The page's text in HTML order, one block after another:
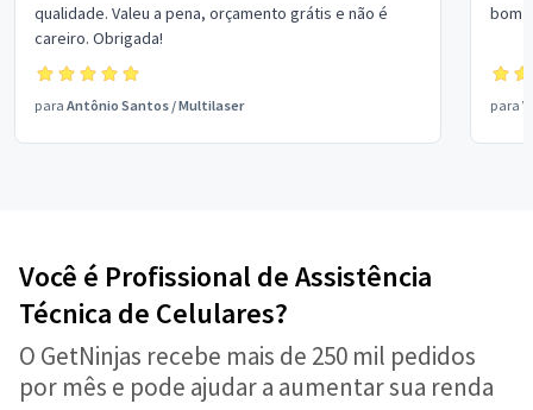
qualidade. Valeu a pena, orçamento grátis e não é
careiro. Obrigada!
para Antônio Santos /Multilaser
bom
para
Você é Profissional de Assistência
Técnica de Celulares?
O GetNinjas recebe mais de 250 mil pedidos
por mês e pode ajudar a aumentar sua renda